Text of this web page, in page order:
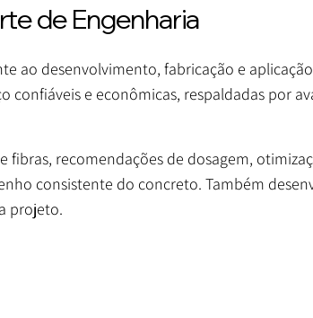
de Engenharia
ao desenvolvimento, fabricação e
e econômicas, respaldadas por
fibras, recomendações de dosagem,
consistente do concreto. Também
projeto.